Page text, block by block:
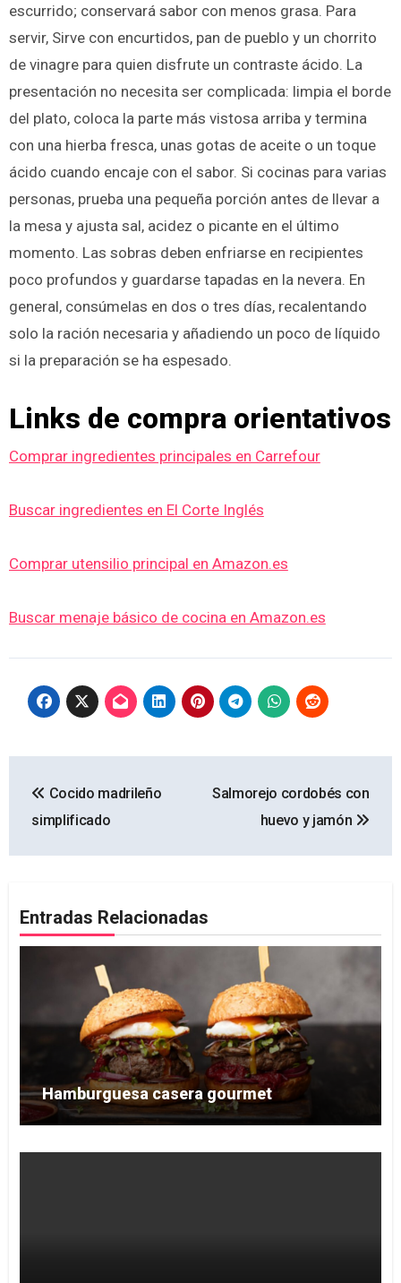
escurrido; conservará sabor con menos grasa. Para
servir, Sirve con encurtidos, pan de pueblo y un chorrito
de vinagre para quien disfrute un contraste ácido. La
presentación no necesita ser complicada: limpia el borde
del plato, coloca la parte más vistosa arriba y termina
con una hierba fresca, unas gotas de aceite o un toque
ácido cuando encaje con el sabor. Si cocinas para varias
personas, prueba una pequeña porción antes de llevar a
la mesa y ajusta sal, acidez o picante en el último
momento. Las sobras deben enfriarse en recipientes
poco profundos y guardarse tapadas en la nevera. En
general, consúmelas en dos o tres días, recalentando
solo la ración necesaria y añadiendo un poco de líquido
si la preparación se ha espesado.
Links de compra orientativos
Comprar ingredientes principales en Carrefour
Buscar ingredientes en El Corte Inglés
Comprar utensilio principal en Amazon.es
Buscar menaje básico de cocina en Amazon.es
de
entradas
Cocido madrileño
simplificado
Salmorejo cordobés con
huevo y jamón
Entradas Relacionadas
Hamburguesa casera gourmet